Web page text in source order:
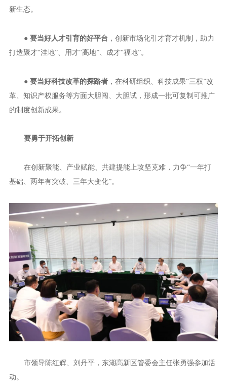
新生态。
● 要当好人才引育的好平台 ，创新市场化引才育才机制，助力
打造聚才“洼地”、用才“高地”、成才“福地”。
● 要当好科技改革的探路者，在科研组织、科技成果“三权”改
革、知识产权服务等方面大胆闯、大胆试，形成一批可复制可推广
的制度创新成果。
要勇于开拓创新
在创新聚能、产业赋能、共建提能上攻坚克难，力争“一年打
基础、两年有突破、三年大变化”。
市领导陈红辉、刘丹平，东湖高新区管委会主任张勇强参加活
动。